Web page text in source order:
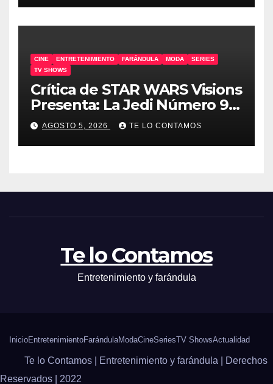
CINE ENTRETENIMIENTO FARÁNDULA MODA
SERIES
TV SHOWS
Crítica de STAR WARS Visions
Presenta: La Jedi Número 9 |
SIN SPOILERS
AGOSTO 5, 2026 TE LO CONTAMOS
Te lo Contamos
Entretenimiento y farándula
InicioEntretenimientoFarándulaModaCineSeriesTV ShowsActualidad